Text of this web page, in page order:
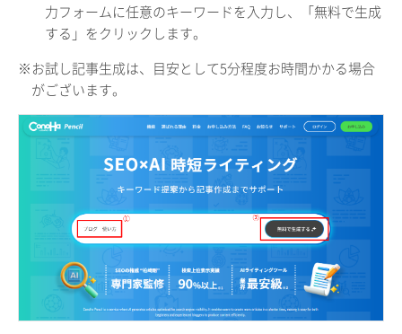
力フォームに任意のキーワードを入力し、「無料で生成
する」をクリックします。
※お試し記事生成は、目安として5分程度お時間かかる場合
がございます。